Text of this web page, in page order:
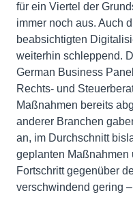
für ein Viertel der
immer noch aus. Auch
beabsichtigten
weiterhin schleppend.
German Business
Rechts- und
Maßnahmen bereits
anderer Branchen
an, im Durchschnitt
geplanten Maßnahmen
Fortschritt gegenüber
verschwindend gering